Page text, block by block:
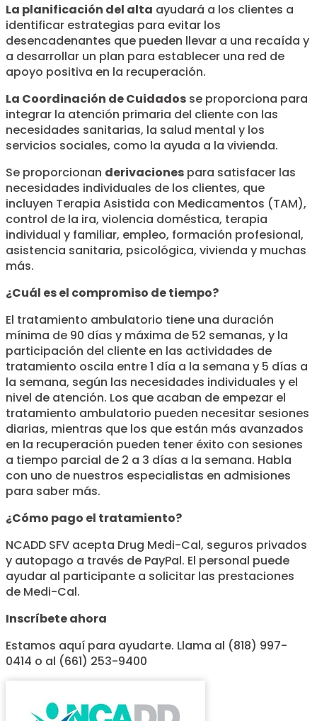
La planificación del alta ayudará a los clientes a
identificar estrategias para evitar los
desencadenantes que pueden llevar a una recaída y
a desarrollar un plan para establecer una red de
apoyo positiva en la recuperación.
La Coordinación de Cuidados se proporciona para
integrar la atención primaria del cliente con las
necesidades sanitarias, la salud mental y los
servicios sociales, como la ayuda a la vivienda.
Se proporcionan derivaciones para satisfacer las
necesidades individuales de los clientes, que
incluyen Terapia Asistida con Medicamentos (TAM),
control de la ira, violencia doméstica, terapia
individual y familiar, empleo, formación profesional,
asistencia sanitaria, psicológica, vivienda y muchas
más.
¿Cuál es el compromiso de tiempo?
El tratamiento ambulatorio tiene una duración
mínima de 90 días y máxima de 52 semanas, y la
participación del cliente en las actividades de
tratamiento oscila entre 1 día a la semana y 5 días a
la semana, según las necesidades individuales y el
nivel de atención. Los que acaban de empezar el
tratamiento ambulatorio pueden necesitar sesiones
diarias, mientras que los que están más avanzados
en la recuperación pueden tener éxito con sesiones
a tiempo parcial de 2 a 3 días a la semana. Habla
con uno de nuestros especialistas en admisiones
para saber más.
¿Cómo pago el tratamiento?
NCADD SFV acepta Drug Medi-Cal, seguros privados
y autopago a través de PayPal. El personal puede
ayudar al participante a solicitar las prestaciones
de Medi-Cal.
Inscríbete ahora
Estamos aquí para ayudarte. Llama al (818) 997-
0414 o al (661) 253-9400